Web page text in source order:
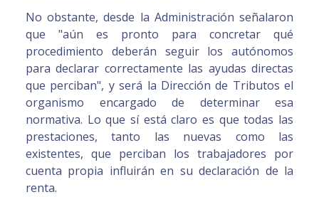
No obstante, desde la Administración señalaron
que "aún es pronto para concretar qué
procedimiento deberán seguir los autónomos
para declarar correctamente las ayudas directas
que perciban", y será la Dirección de Tributos el
organismo encargado de determinar esa
normativa. Lo que sí está claro es que todas las
prestaciones, tanto las nuevas como las
existentes, que perciban los trabajadores por
cuenta propia influirán en su declaración de la
renta.